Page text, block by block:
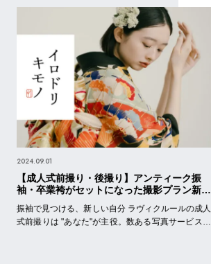
2024.09.01
【成人式前撮り・後撮り】アンティーク振
袖・卒業袴がセットになった撮影プラン新登
場！
振袖で見つける、新しい自分 ラヴィクルールの成人
式前撮りは "あなた"が主役。数ある写真サービスの